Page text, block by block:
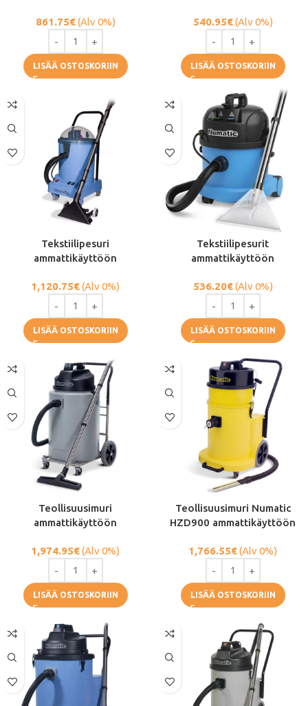
861.75€(Alv 0%)
LISÄÄ OSTOSKORIIN
540.95€(Alv 0%)
LISÄÄ OSTOSKORIIN
Tekstiilipesuri
ammattikäyttöön
1,120.75€(Alv 0%)
LISÄÄ OSTOSKORIIN
Tekstiilipesurit
ammattikäyttöön
536.20€(Alv 0%)
LISÄÄ OSTOSKORIIN
Teollisuusimuri
ammattikäyttöön
1,974.95€(Alv 0%)
LISÄÄ OSTOSKORIIN
Teollisuusimuri Numatic
HZD900 ammattikäyttöön
1,766.55€(Alv 0%)
LISÄÄ OSTOSKORIIN